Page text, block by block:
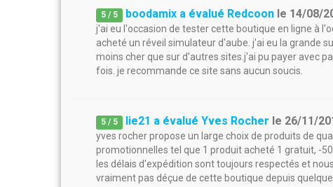
5 / 5 boodamix a évalué Redcoon le 14/08/
j'ai eu l'occasion de tester cette boutique en ligne à
acheté un réveil simulateur d'aube. j'ai eu la grande
moins cher que sur d'autres sites.j'ai pu payer avec
fois. je recommande ce site sans aucun soucis.
5 / 5 lie21 a évalué Yves Rocher le 26/11/
yves rocher propose un large choix de produits de
promotionnelles tel que 1 produit acheté 1 gratuit, -
les délais d'expédition sont toujours respectés et
vraiment pas déçue de cette boutique depuis